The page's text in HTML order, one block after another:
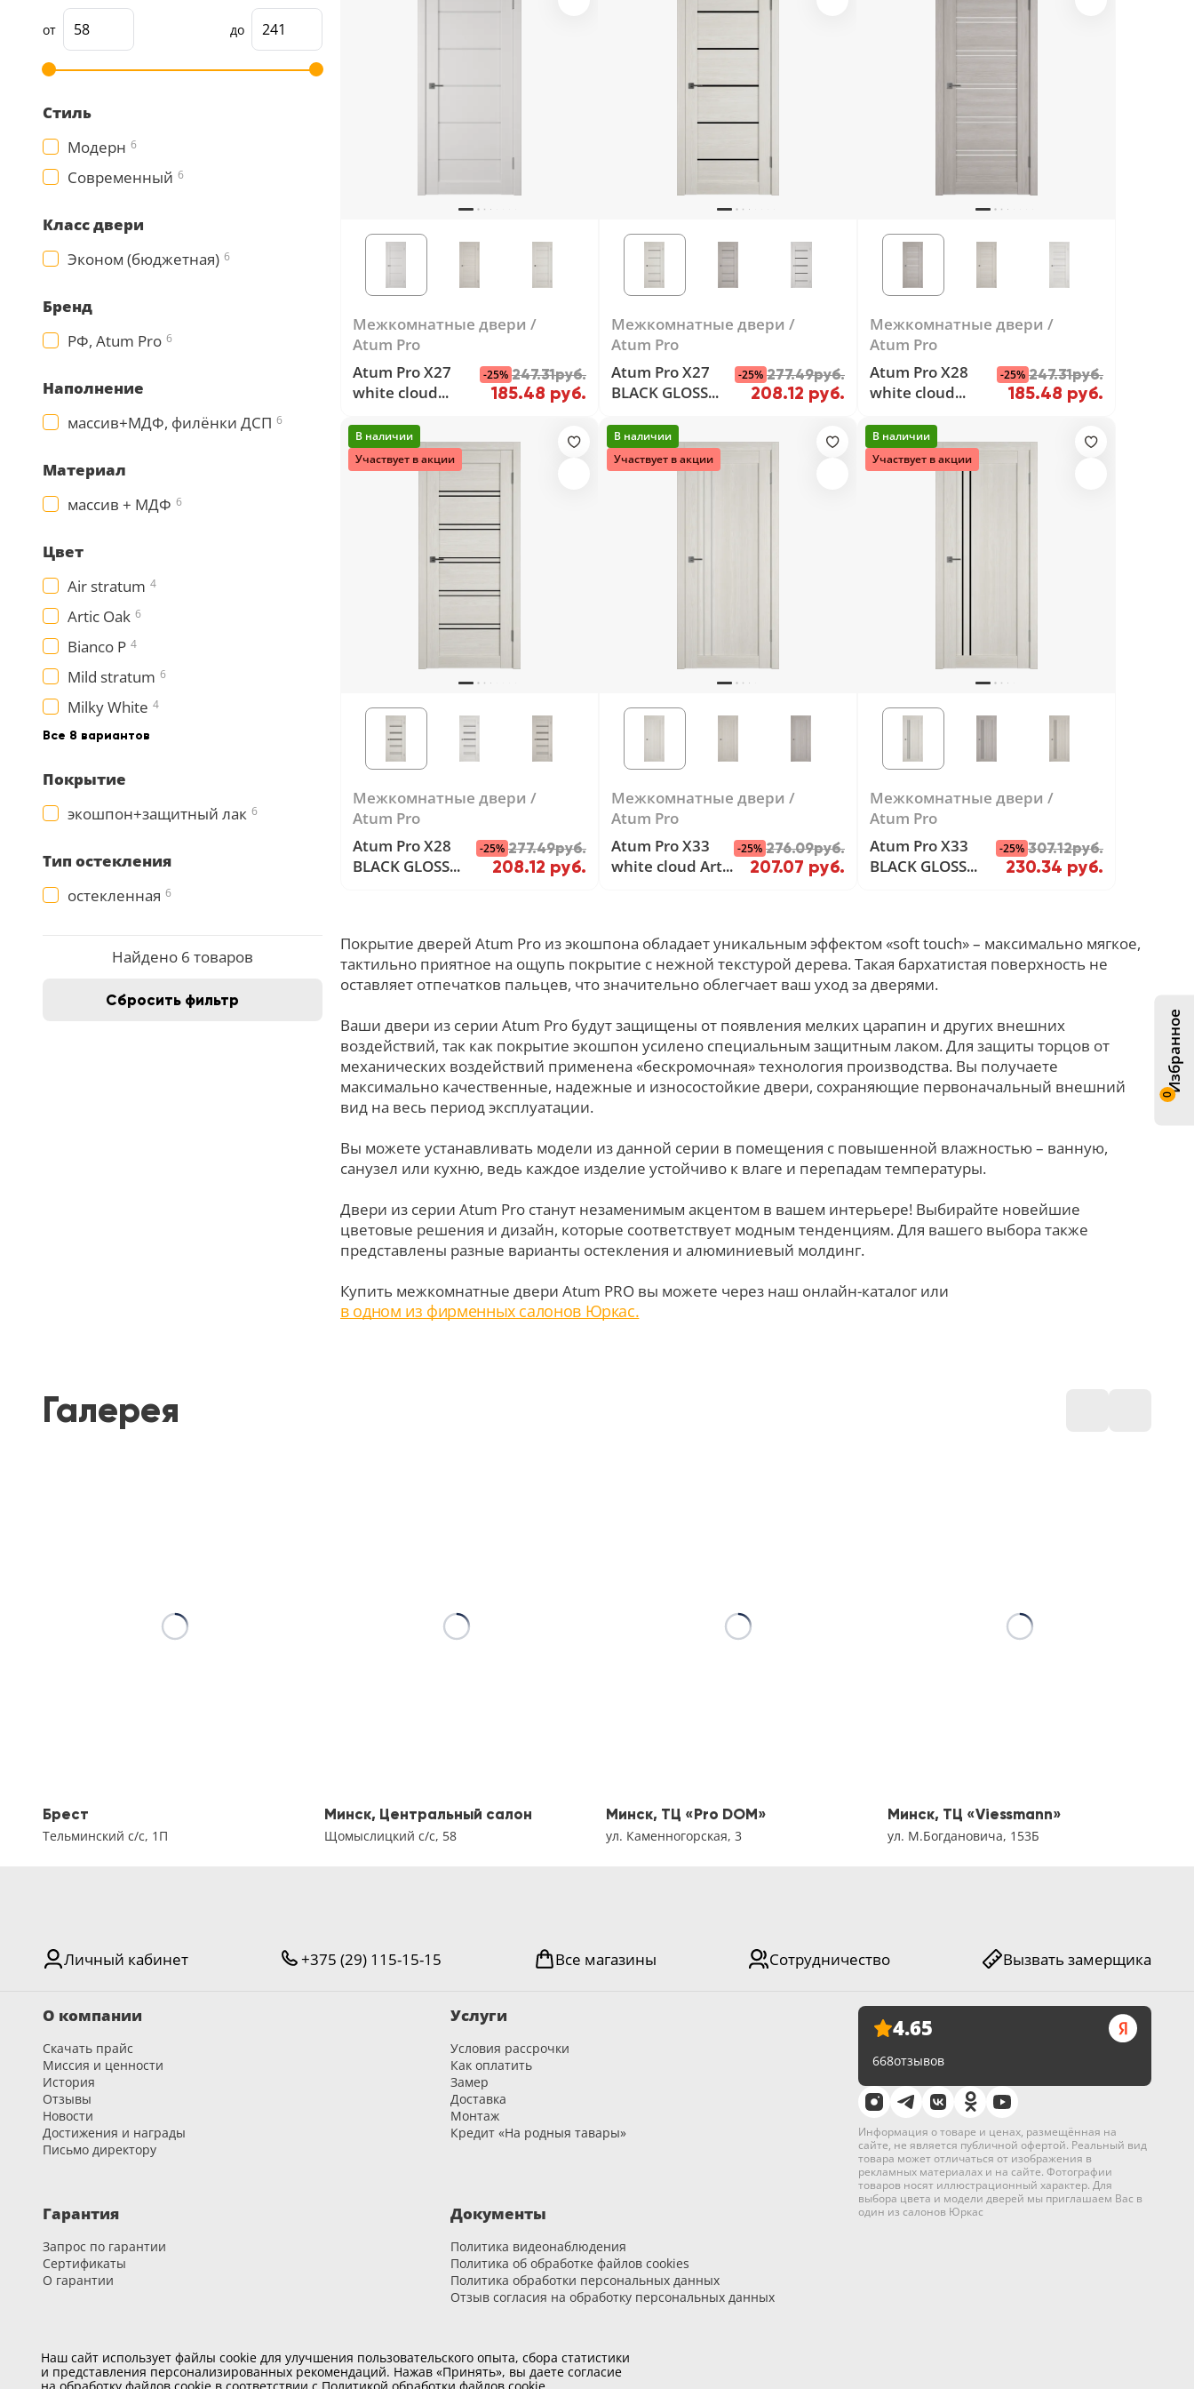
0
Избранное
Наш сайт использует файлы cookie для улучшения пользовательского опыта, сбора статистики
и представления персонализированных рекомендаций. Нажав «Принять», вы даете согласие
от до
Стиль
Модерн 6
Современный 6
Класс двери
Эконом (бюджетная) 6
Бренд
РФ, Atum Pro 6
Наполнение
массив+МДФ, филёнки ДСП 6
Материал
массив + МДФ 6
Цвет
Air stratum 4
Artic Oak 6
Bianco Р 4
Mild stratum 6
Milky White 4
Все 8 вариантов
Покрытие
экошпон+защитный лак 6
Тип остекления
остекленная 6
Найдено 6 товаров
Сбросить фильтр
Межкомнатные двери
Atum Pro
Atum Pro Х27
white cloud
-25% 247.31руб.
185.48 руб.
Межкомнатные двери
Atum Pro
Atum Pro Х27
BLACK GLOSS
-25% 277.49руб.
208.12 руб.
Межкомнатные двери
Atum Pro
Atum Pro Х28
white cloud
-25% 247.31руб.
185.48 руб.
В наличии
Участвует в акции
Межкомнатные двери
Atum Pro
Atum Pro Х28
BLACK GLOSS
-25% 277.49руб.
208.12 руб.
В наличии
Участвует в акции
Межкомнатные двери
Atum Pro
Atum Pro Х33
white cloud Artic
-25% 276.09руб.
207.07 руб.
В наличии
Участвует в акции
Межкомнатные двери
Atum Pro
Atum Pro Х33
BLACK GLOSS
-25% 307.12руб.
230.34 руб.
Покрытие дверей Atum Pro из экошпона обладает уникальным эффектом «soft touch» – максимально мягкое,
тактильно приятное на ощупь покрытие с нежной текстурой дерева. Такая бархатистая поверхность не
оставляет отпечатков пальцев, что значительно облегчает ваш уход за дверями.
Ваши двери из серии Atum Pro будут защищены от появления мелких царапин и других внешних
воздействий, так как покрытие экошпон усилено специальным защитным лаком. Для защиты торцов от
механических воздействий применена «бескромочная» технология производства. Вы получаете
максимально качественные, надежные и износостойкие двери, сохраняющие первоначальный внешний
вид на весь период эксплуатации.
Вы можете устанавливать модели из данной серии в помещения с повышенной влажностью – ванную,
санузел или кухню, ведь каждое изделие устойчиво к влаге и перепадам температуры.
Двери из серии Atum Pro станут незаменимым акцентом в вашем интерьере! Выбирайте новейшие
цветовые решения и дизайн, которые соответствует модным тенденциям. Для вашего выбора также
представлены разные варианты остекления и алюминиевый молдинг.
Купить межкомнатные двери Atum PRO вы можете через наш онлайн-каталог или
в одном из фирменных салонов Юркас.
Галерея
Брест
Тельминский с/с, 1П
Минск, Центральный салон
Щомыслицкий с/с, 58
Минск, ТЦ «Pro DOM»
ул. Каменногорская, 3
Минск, ТЦ «Viessmann»
ул. М.Богдановича, 153Б
Личный кабинет +375 (29) 115-15-15 Все магазины Сотрудничество Вызвать замерщика
4.65
668отзывов
Информация о товаре и ценах, размещённая на
сайте, не является публичной офертой. Реальный вид
товара может отличаться от изображения в
рекламных материалах и на сайте. Фотографии
товаров носят иллюстрационный характер. Для
выбора цвета и модели дверей мы приглашаем Вас в
один из салонов Юркас
О компании
Скачать прайс
Миссия и ценности
История
Отзывы
Новости
Достижения и награды
Письмо директору
Услуги
Условия рассрочки
Как оплатить
Замер
Доставка
Монтаж
Кредит «На родныя тавары»
Гарантия
Запрос по гарантии
Сертификаты
О гарантии
Вакансии
Документы
Политика видеонаблюдения
Политика об обработке файлов cookies
Политика обработки персональных данных
Отзыв согласия на обработку персональных данных
Конструкция
Каркасные
Материал
МДФ
Массив Ольхи
Массив сосны
Серии
ART Lite
90U
Цвет
Белый
Бежевый
Капучино
Шоколад